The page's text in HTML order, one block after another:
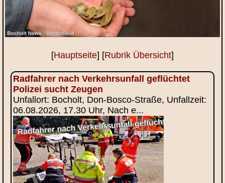
[Hauptseite] [Rubrik Übersicht]
Radfahrer nach Verkehrsunfall geflüchtet
Polizei sucht Zeugen
Unfallort: Bocholt, Don-Bosco-Straße, Unfallzeit:
06.08.2026, 17.30 Uhr, Nach e...